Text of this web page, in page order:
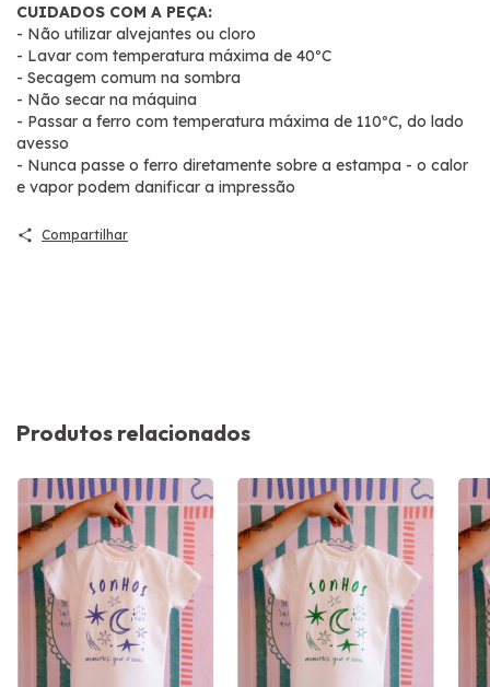
CUIDADOS COM A PEÇA:
- Não utilizar alvejantes ou cloro
- Lavar com temperatura máxima de 40ºC
- Secagem comum na sombra
- Não secar na máquina
- Passar a ferro com temperatura máxima de 110ºC, do lado
avesso
- Nunca passe o ferro diretamente sobre a estampa - o calor
e vapor podem danificar a impressão
Compartilhar
Produtos relacionados